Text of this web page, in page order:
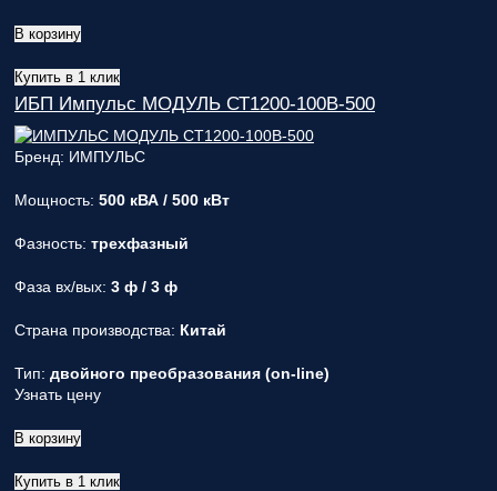
В корзину
Купить в 1 клик
ИБП Импульс МОДУЛЬ СТ1200-100В-500
Бренд: ИМПУЛЬС
Мощность: 500 кВА / 500 кВт
Фазность: трехфазный
Фаза вх/вых: 3 ф / 3 ф
Страна производства: Китай
Тип: двойного преобразования (on-line)
Узнать цену
В корзину
Купить в 1 клик